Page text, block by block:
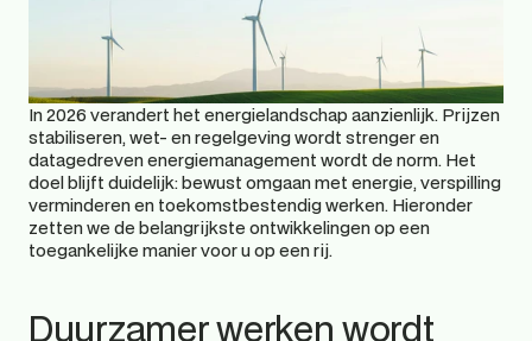
In 2026 verandert het energielandschap aanzienlijk. Prijzen
stabiliseren, wet- en regelgeving wordt strenger en
datagedreven energiemanagement wordt de norm. Het
doel blijft duidelijk: bewust omgaan met energie, verspilling
verminderen en toekomstbestendig werken. Hieronder
zetten we de belangrijkste ontwikkelingen op een
toegankelijke manier voor u op een rij.
Duurzamer werken wordt